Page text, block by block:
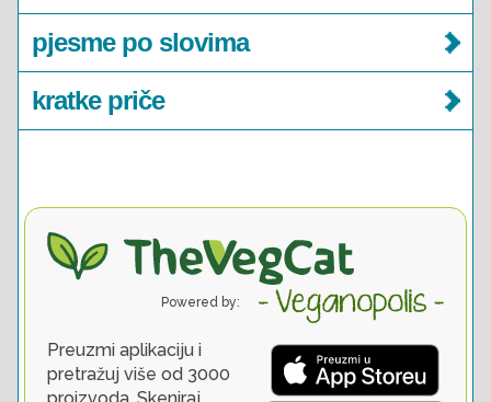
pjesme po slovima
kratke priče